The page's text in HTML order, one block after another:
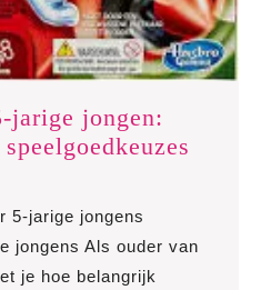
jarige jongen:
5-jarige jongens
jongens Als ouder van
je hoe belangrijk